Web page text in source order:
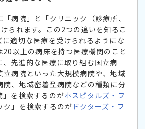
病院」と「クリニック（診療所、
られます。この2つの違いを知るこ
に適切な医療を受けられるようにな
20以上の病床を持つ医療機関のこと
、先進的な医療に取り組む国立病
立病院といった大規模病院や、地域
院、地域密着型病院などの種類に分
」を検索するのがホスピタルズ・フ
ク」を検索するのが ドクターズ・フ